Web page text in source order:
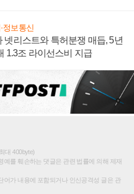
정보통신
넷리스트와 특허분쟁 매듭, 5년
1.3조 라이선스비 지급
대 400byte)
를 훼손하는 댓글은 관련 법률에 의해 제재
어가 내용에 포함되거나 인신공격성 글은 관